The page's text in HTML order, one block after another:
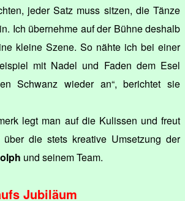
jeder Satz muss sitzen, die Tänze
Ich übernehme auf der Bühne deshalb
kleine Szene. So nähte ich bei einer
mit Nadel und Faden dem Esel
Schwanz wieder an“, berichtet sie
legt man auf die Kulissen und freut
die stets kreative Umsetzung der
und seinem Team.
Jubiläum